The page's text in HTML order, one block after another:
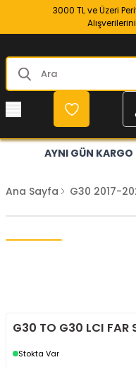
3000 TL ve Üzeri
AYNI GÜN KARGO
Ana Sayfa G30 2017-
G30 TO G30 LCI FAR
Stokta Var